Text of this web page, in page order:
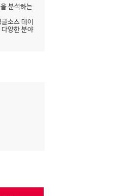
분석하는
소스 데이
양한 분야